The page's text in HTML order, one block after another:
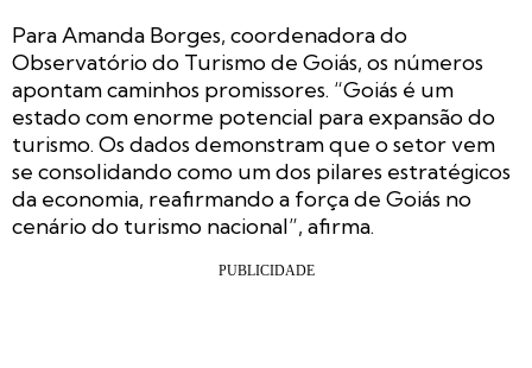
Para Amanda Borges, coordenadora do
Observatório do Turismo de Goiás, os números
apontam caminhos promissores. “Goiás é um
estado com enorme potencial para expansão do
turismo. Os dados demonstram que o setor vem
se consolidando como um dos pilares estratégicos
da economia, reafirmando a força de Goiás no
cenário do turismo nacional”, afirma.